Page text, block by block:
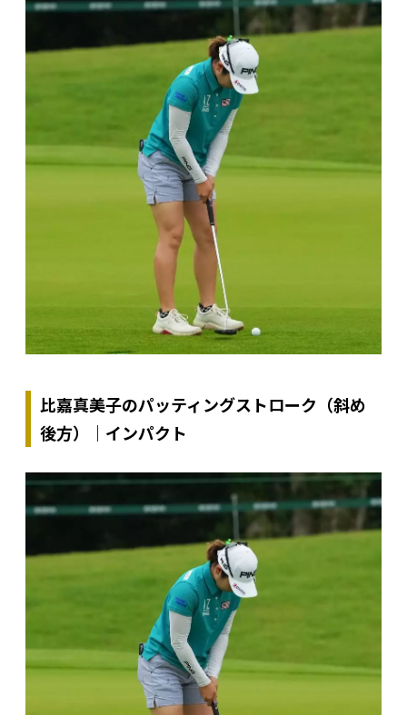
比嘉真美子のパッティングストローク（斜め
後方）｜インパクト